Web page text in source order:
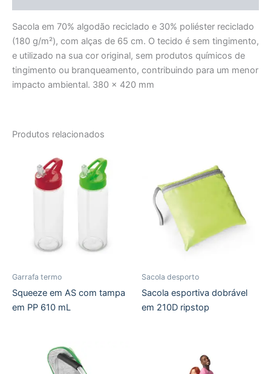
Sacola em 70% algodão reciclado e 30% poliéster reciclado
(180 g/m²), com alças de 65 cm. O tecido é sem tingimento,
e utilizado na sua cor original, sem produtos químicos de
tingimento ou branqueamento, contribuindo para um menor
impacto ambiental. 380 x 420 mm
Produtos relacionados
Garrafa termo
Squeeze em AS com tampa
em PP 610 mL
Sacola desporto
Sacola esportiva dobrável
em 210D ripstop